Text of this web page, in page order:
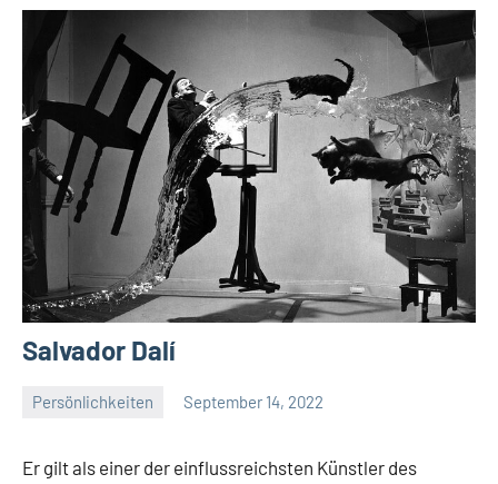
Salvador Dalí
Persönlichkeiten September 14, 2022
Er gilt als einer der einflussreichsten Künstler des